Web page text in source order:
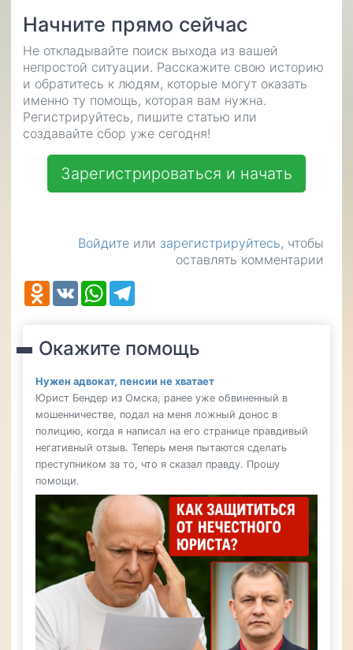
Начните прямо сейчас
Не откладывайте поиск выхода из вашей
непростой ситуации. Расскажите свою историю
и обратитесь к людям, которые могут оказать
именно ту помощь, которая вам нужна.
Регистрируйтесь, пишите статью или
создавайте сбор уже сегодня!
Зарегистрироваться и начать
Войдите или зарегистрируйтесь, чтобы
оставлять комментарии
Odnoklassniki
VK WhatsApp
Окажите помощь
Нужен адвокат, пенсии не хватает
Юрист Бендер из Омска, ранее уже обвиненный в
мошенничестве, подал на меня ложный донос в
полицию, когда я написал на его странице правдивый
негативный отзыв. Теперь меня пытаются сделать
преступником за то, что я сказал правду. Прошу
помощи.